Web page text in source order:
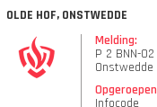
OLDE HOF, ONSTWEDDE
Melding:
P 2 BNN-
Onstwedde
Infocode